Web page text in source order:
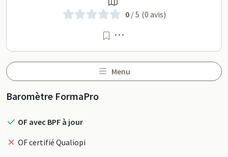
0/ 5 (0 avis)
Menu
Profil
Baromètre FormaPro
OF avec BPF à jour
OF certifié Qualiopi